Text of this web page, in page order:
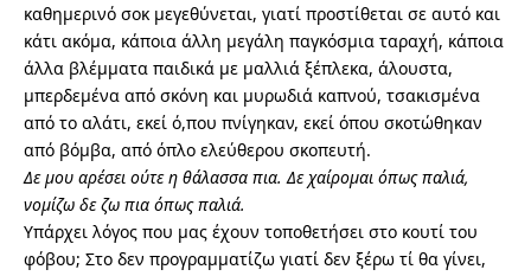
καθημερινό σοκ μεγεθύνεται, γιατί προστίθεται σε αυτό και
κάτι ακόμα, κάποια άλλη μεγάλη παγκόσμια ταραχή, κάποια
άλλα βλέμματα παιδικά με μαλλιά ξέπλεκα, άλουστα,
μπερδεμένα από σκόνη και μυρωδιά καπνού, τσακισμένα
από το αλάτι, εκεί ό,που πνίγηκαν, εκεί όπου σκοτώθηκαν
από βόμβα, από όπλο ελεύθερου σκοπευτή.
Δε μου αρέσει ούτε η θάλασσα πια. Δε χαίρομαι όπως παλιά,
νομίζω δε ζω πια όπως παλιά.
Υπάρχει λόγος που μας έχουν τοποθετήσει στο κουτί του
φόβου; Στο δεν προγραμματίζω γιατί δεν ξέρω τί θα γίνει,